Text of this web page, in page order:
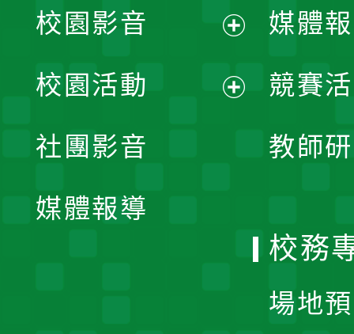
媒體
競賽
教師
校園影音
開
校園活動
社團影音
媒體報導
校務
場地